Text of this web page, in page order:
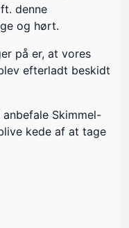
denne
og hørt.
på er, at vores
efterladt beskidt
Skimmel-
kede af at tage